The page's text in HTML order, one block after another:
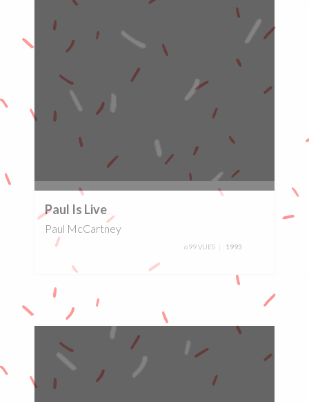
Paul Is Live
Paul McCartney
699 VUES 1993